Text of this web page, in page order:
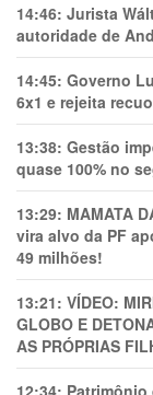
14:46: Jurista
autoridade de
14:45: Governo
6x1 e rejeita
13:38: Gestão
quase 100% no
13:29: MAMATA
vira alvo da PF
49 milhões!
13:21: VÍDEO:
GLOBO E
AS PRÓPRIAS
12:34: Patrimônio